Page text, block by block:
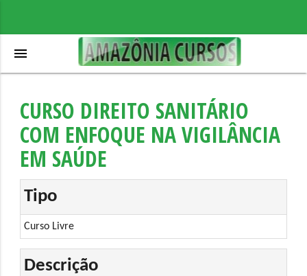
menu
CURSO DIREITO SANITÁRIO
COM ENFOQUE NA VIGILÂNCIA
EM SAÚDE
Tipo
Curso Livre
Descrição